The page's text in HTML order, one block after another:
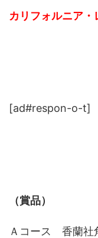
カリフォルニア
[ad#respon-o-t]
（賞品）
Ａコース 香蘭社